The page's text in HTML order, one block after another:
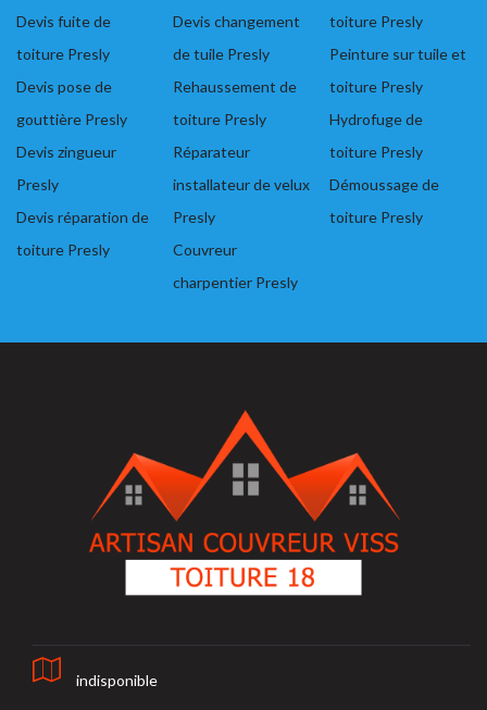
Devis fuite de
toiture Presly
Devis pose de
gouttière Presly
Devis zingueur
Presly
Devis réparation de
toiture Presly
Devis changement
de tuile Presly
Rehaussement de
toiture Presly
Réparateur
installateur de velux
Presly
Couvreur
charpentier Presly
toiture Presly
Peinture sur tuile et
toiture Presly
Hydrofuge de
toiture Presly
Démoussage de
toiture Presly
indisponible